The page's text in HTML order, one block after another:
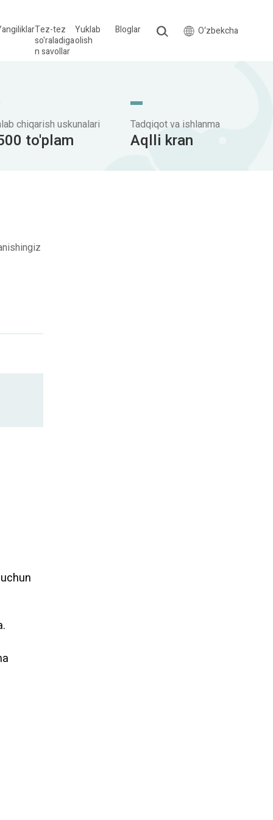
Tez-tez
so'raladiga
n savollar
Yuklab
olish
Bloglar O‘zbekcha
chiqarish uskunalari
to'plam
Tadqiqot va ishlanma
Aqlli kran